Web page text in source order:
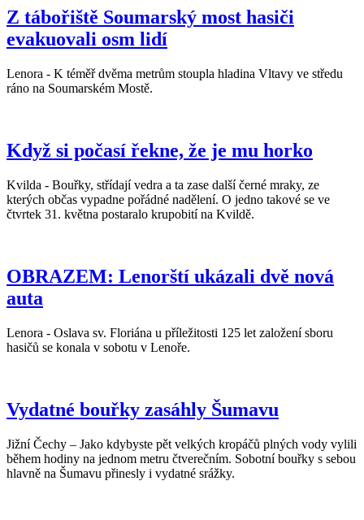
Z tábořiště Soumarský most hasiči
evakuovali osm lidí
Lenora - K téměř dvěma metrům stoupla hladina Vltavy ve středu
ráno na Soumarském Mostě.
Když si počasí řekne, že je mu horko
Kvilda - Bouřky, střídají vedra a ta zase další černé mraky, ze
kterých občas vypadne pořádné nadělení. O jedno takové se ve
čtvrtek 31. května postaralo krupobití na Kvildě.
OBRAZEM: Lenorští ukázali dvě nová
auta
Lenora - Oslava sv. Floriána u příležitosti 125 let založení sboru
hasičů se konala v sobotu v Lenoře.
Vydatné bouřky zasáhly Šumavu
Jižní Čechy – Jako kdybyste pět velkých kropáčů plných vody vylili
během hodiny na jednom metru čtverečním. Sobotní bouřky s sebou
hlavně na Šumavu přinesly i vydatné srážky.